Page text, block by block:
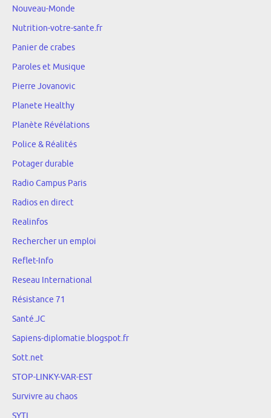
Nouveau-Monde
Nutrition-votre-sante.fr
Panier de crabes
Paroles et Musique
Pierre Jovanovic
Planete Healthy
Planète Révélations
Police & Réalités
Potager durable
Radio Campus Paris
Radios en direct
Realinfos
Rechercher un emploi
Reflet-Info
Reseau International
Résistance 71
Santé.JC
Sapiens-diplomatie.blogspot.fr
Sott.net
STOP-LINKY-VAR-EST
Survivre au chaos